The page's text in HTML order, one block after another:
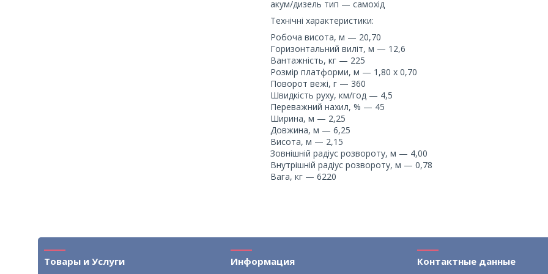
акум/дизель тип — самохід
Технічні характеристики:
Робоча висота, м — 20,70
Горизонтальний виліт, м — 12,6
Вантажність, кг — 225
Розмір платформи, м — 1,80 х 0,70
Поворот вежі, г — 360
Швидкість руху, км/год — 4,5
Переважний нахил, % — 45
Ширина, м — 2,25
Довжина, м — 6,25
Висота, м — 2,15
Зовнішній радіус розвороту, м — 4,00
Внутрішній радіус розвороту, м — 0,78
Вага, кг — 6220
Товары и Услуги Информация Контактные данные